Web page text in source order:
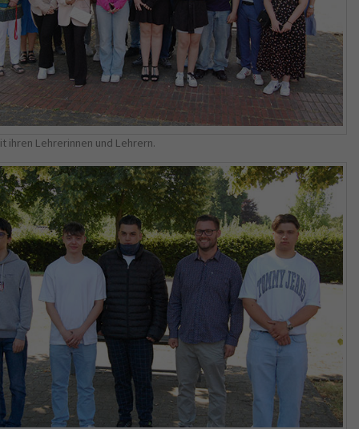
ihren Lehrerinnen und Lehrern.
Name _gid
Anbieter Google Analytics
Laufzeit 1 Jahr
Zweck
This cookie is installed by Google Analytics.
The cookie is used to store information of
creating an analytics report of how the
wbsite is doing. The data collected including
the number visitors, the source where they
have come from, and the pages viisted in an
anonymous form.